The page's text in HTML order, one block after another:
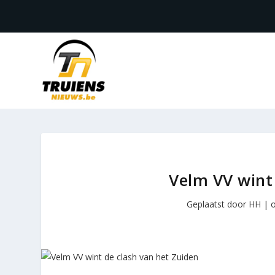
Velm VV
Geplaatst door HH |